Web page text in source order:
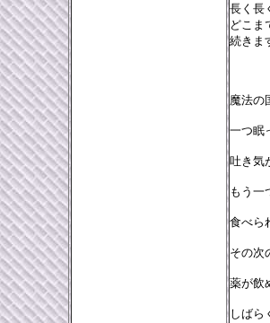
長く長
どこま
続きま
魔法の
一つ眠
吐き気
もう一
食べら
その次
薬が飲
しばら